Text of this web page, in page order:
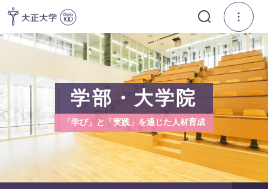
学部・大学院
「学び」と「実践」を通じた人材育成